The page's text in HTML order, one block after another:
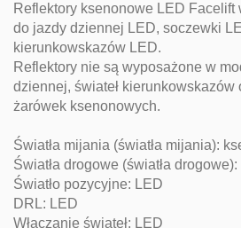
Reflektory ksenonowe LED Facelift
do jazdy dziennej LED, soczewki
kierunkowskazów LED.
Reflektory nie są wyposażone w
dziennej, świateł kierunkowskazów
żarówek ksenonowych.
Światła mijania (światła mijania):
Światła drogowe (światła
Światło pozycyjne: LED
DRL: LED
Włączanie świateł: LED